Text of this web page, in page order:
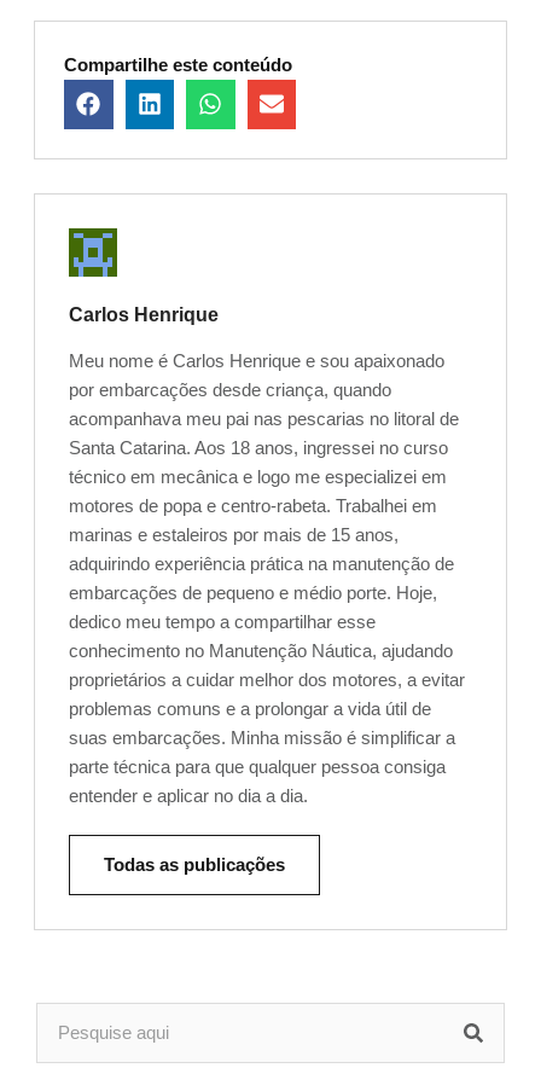
Compartilhe este conteúdo
Carlos Henrique
Meu nome é Carlos Henrique e sou apaixonado
por embarcações desde criança, quando
acompanhava meu pai nas pescarias no litoral de
Santa Catarina. Aos 18 anos, ingressei no curso
técnico em mecânica e logo me especializei em
motores de popa e centro-rabeta. Trabalhei em
marinas e estaleiros por mais de 15 anos,
adquirindo experiência prática na manutenção de
embarcações de pequeno e médio porte. Hoje,
dedico meu tempo a compartilhar esse
conhecimento no Manutenção Náutica, ajudando
proprietários a cuidar melhor dos motores, a evitar
problemas comuns e a prolongar a vida útil de
suas embarcações. Minha missão é simplificar a
parte técnica para que qualquer pessoa consiga
entender e aplicar no dia a dia.
Todas as publicações